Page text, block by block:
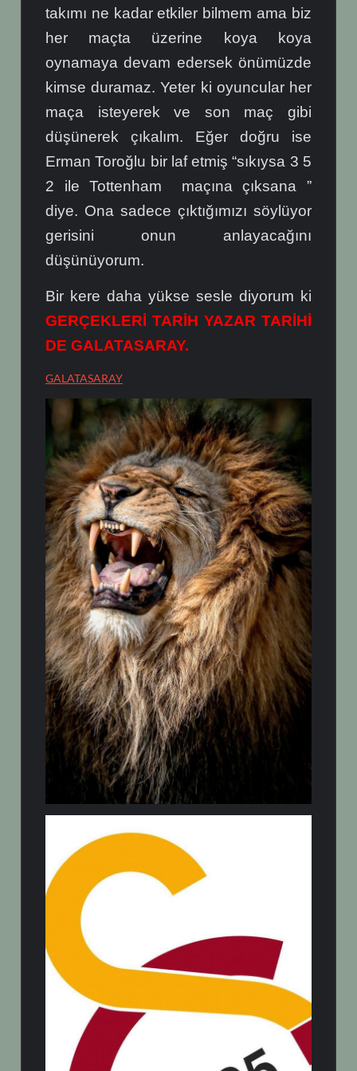
takımı ne kadar etkiler bilmem ama biz
her maçta üzerine koya koya
oynamaya devam edersek önümüzde
kimse duramaz. Yeter ki oyuncular her
maça isteyerek ve son maç gibi
düşünerek çıkalım. Eğer doğru ise
Erman Toroğlu bir laf etmiş “sıkıysa 3 5
2 ile Tottenham maçına çıksana ”
diye. Ona sadece çıktığımızı söylüyor
gerisini onun anlayacağını
düşünüyorum.
Bir kere daha yükse sesle diyorum ki
GERÇEKLERİ TARİH YAZAR TARİHİ
DE GALATASARAY.
GALATASARAY